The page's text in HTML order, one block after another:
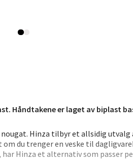
Håndtakene er laget av biplast
nougat. Hinza tilbyr et allsidig utvalg
du trenger en veske til
Hinza et alternativ som passer
Åpent i dag 10-20